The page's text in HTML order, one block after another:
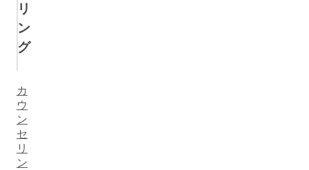
リ
ン
グ
カ
ウ
ン
セ
リ
ン